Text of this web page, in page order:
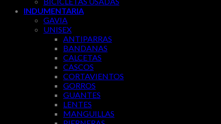
INDUMENTARIA
GAVIA
UNISEX
ANTIPARRAS
BANDANAS
CALCETAS
CASCOS
CORTAVIENTOS
GORROS
GUANTES
LENTES
MANGUILLAS